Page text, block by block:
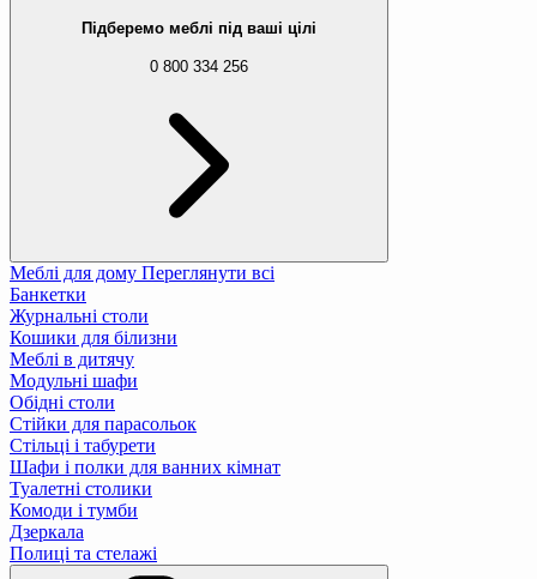
Підберемо меблі під ваші цілі
0 800 334 256
Меблі для дому Переглянути всі
Банкетки
Журнальні столи
Кошики для білизни
Меблі в дитячу
Модульні шафи
Обідні столи
Стійки для парасольок
Стільці і табурети
Шафи і полки для ванних кімнат
Туалетні столики
Комоди і тумби
Дзеркала
Полиці та стелажі